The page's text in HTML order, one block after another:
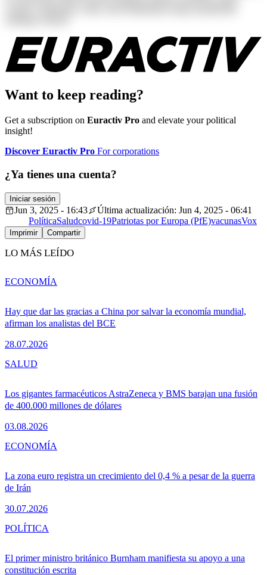
Want to keep reading?
Get a subscription on Euractiv Pro and elevate your political
insight!
Discover Euractiv Pro For corporations
¿Ya tienes una cuenta?
Iniciar sesión
Jun 3, 2025 - 16:43
Última actualización: Jun 4, 2025 - 06:41
PolíticaSaludcovid-19Patriotas por Europa (PfE)vacunasVox
Imprimir Compartir
LO MÁS LEÍDO
Hay que dar las gracias a China por salvar la economía mundial,
afirman los analistas del BCE
28.07.2026
ECONOMÍA
Los gigantes farmacéuticos AstraZeneca y BMS barajan una fusión
de 400.000 millones de dólares
03.08.2026
SALUD
La zona euro registra un crecimiento del 0,4 % a pesar de la guerra
de Irán
30.07.2026
ECONOMÍA
El primer ministro británico Burnham manifiesta su apoyo a una
constitución escrita
POLÍTICA